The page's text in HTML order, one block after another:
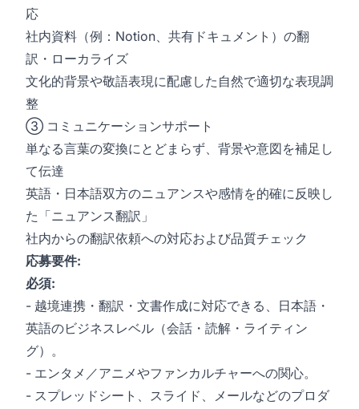
応
社内資料（例：Notion、共有ドキュメント）の翻
訳・ローカライズ
文化的背景や敬語表現に配慮した自然で適切な表現調
整
③ コミュニケーションサポート
単なる言葉の変換にとどまらず、背景や意図を補足し
て伝達
英語・日本語双方のニュアンスや感情を的確に反映し
た「ニュアンス翻訳」
社内からの翻訳依頼への対応および品質チェック
応募要件:
必須:
- 越境連携・翻訳・文書作成に対応できる、日本語・
英語のビジネスレベル（会話・読解・ライティン
グ）。
- エンタメ／アニメやファンカルチャーへの関心。
- スプレッドシート、スライド、メールなどのプロダ